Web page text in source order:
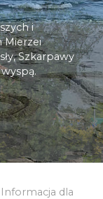
i
Mierzei
Szkarpawy
Informacja dla